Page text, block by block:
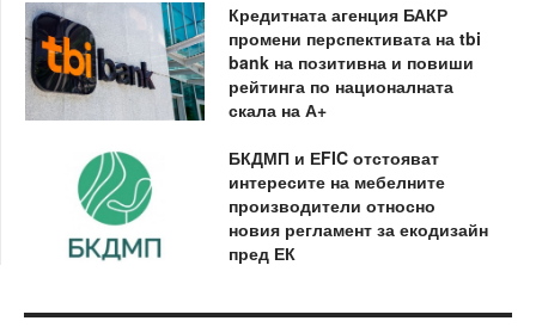
Кредитната агенция БАКР
промени перспективата на tbi
bank на позитивна и повиши
рейтинга по националната
скала на А+
БКДМП и ЕFIC отстояват
интересите на мебелните
производители относно
новия регламент за екодизайн
пред ЕК